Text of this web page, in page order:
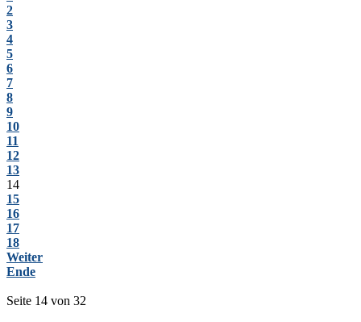
2
3
4
5
6
7
8
9
10
11
12
13
14
15
16
17
18
Weiter
Ende
Seite 14 von 32